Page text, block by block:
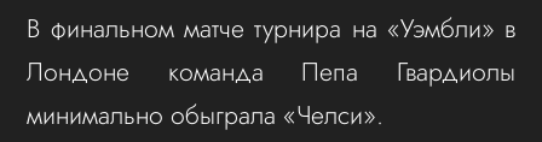
В финальном матче турнира на «Уэмбли» в
Лондоне команда Пепа Гвардиолы
минимально обыграла «Челси».